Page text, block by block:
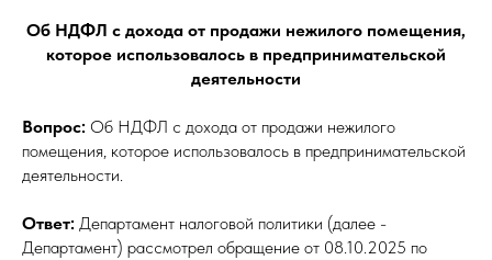
Об НДФЛ с дохода от продажи нежилого помещения,
которое использовалось в предпринимательской
деятельности
Вопрос: Об НДФЛ с дохода от продажи нежилого
помещения, которое использовалось в предпринимательской
деятельности.
Ответ: Департамент налоговой политики (далее -
Департамент) рассмотрел обращение от 08.10.2025 по